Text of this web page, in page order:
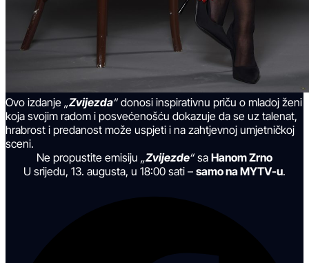
Ovo izdanje „Zvijezda“ donosi inspirativnu priču o mladoj ženi
koja svojim radom i posvećenošću dokazuje da se uz talenat,
hrabrost i predanost može uspjeti i na zahtjevnoj umjetničkoj
sceni.
Ne propustite emisiju „Zvijezde“ sa Hanom Zrno
U srijedu, 13. augusta, u 18:00 sati – samo na MYTV-u.